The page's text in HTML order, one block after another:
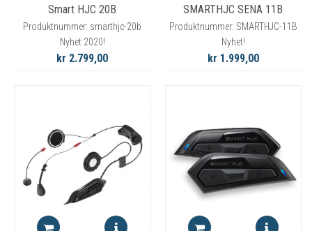
Smart HJC 20B
Produktnummer: smarthjc-20b
Nyhet 2020!
kr 2.799,00
SMARTHJC SENA 11B
Produktnummer: SMARTHJC-11B
Nyhet!
kr 1.999,00